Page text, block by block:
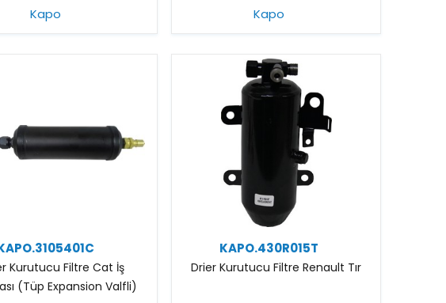
Kapo Kapo
Kurutucu Filtre Cat İş
(Tüp Expansion Valfli)
KAPO.430R015T
Drier Kurutucu Filtre Renault Tır